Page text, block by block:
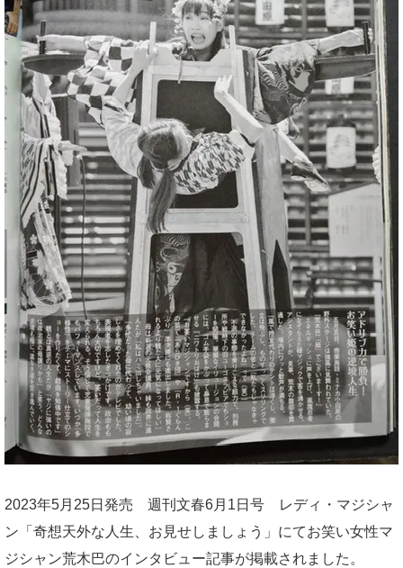
2023年5月25日発売 週刊文春6月1日号 レディ・マジシャ
ン「奇想天外な人生、お見せしましょう」にてお笑い女性マ
ジシャン荒木巴のインタビュー記事が掲載されました。